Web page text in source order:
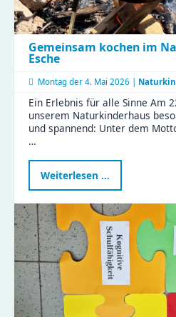
Gemeinsam kochen im
Esche
Montag der 4. Mai 2026 |
Ein Erlebnis für alle Sinne Am
unserem Naturkinderhaus
und spannend: Unter dem
…
Weiterlesen …
kochen
Esche